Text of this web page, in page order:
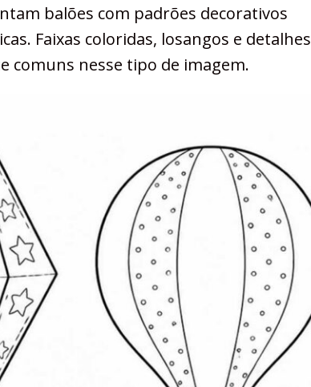
balões com padrões decorativos
Faixas coloridas, losangos e detalhes
comuns nesse tipo de imagem.